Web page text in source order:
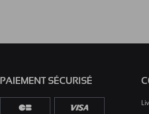
PAIEMENT SÉCURISÉ